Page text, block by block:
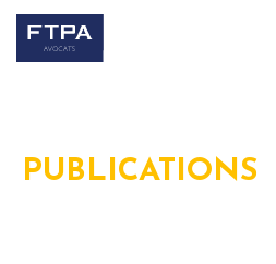
PUBLICATIONS